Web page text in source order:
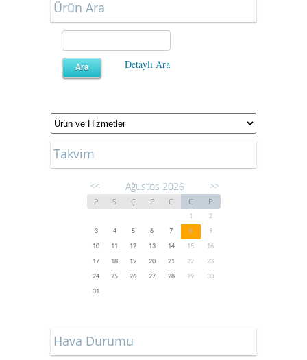
Ürün Ara
Detaylı Ara
Takvim
<< Ağustos 2026 >>
P S Ç P C C P
1
2
3
4 5 6 7 8
9
10
11 12 13 14 15
16
17
18 19 20 21 22
23
24
25 26 27 28 29
30
31
Hava Durumu